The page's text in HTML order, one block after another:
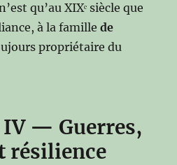
qu’au XIXᵉ siècle que
à la famillede
propriétaire du
IV — Guerres,
résilience